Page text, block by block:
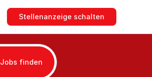
Stellenanzeige schalten
Jobs finden